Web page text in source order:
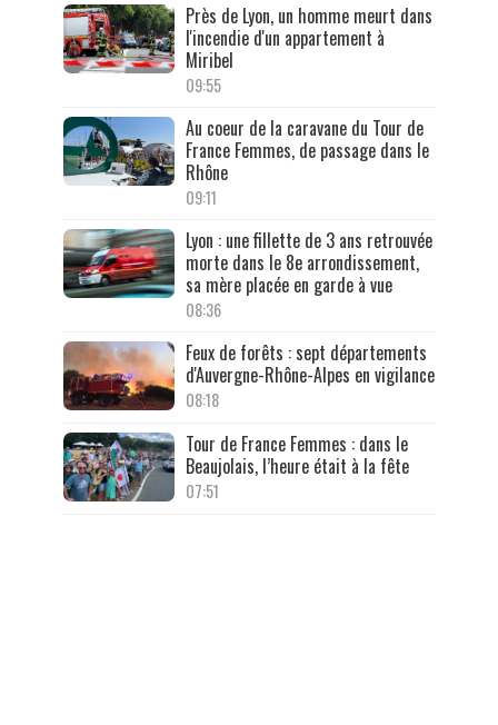
Près de Lyon, un homme meurt dans
l'incendie d'un appartement à
Miribel
09:55
Au coeur de la caravane du Tour de
France Femmes, de passage dans le
Rhône
09:11
Lyon : une fillette de 3 ans retrouvée
morte dans le 8e arrondissement,
sa mère placée en garde à vue
08:36
Feux de forêts : sept départements
d'Auvergne-Rhône-Alpes en vigilance
08:18
Tour de France Femmes : dans le
Beaujolais, l’heure était à la fête
07:51